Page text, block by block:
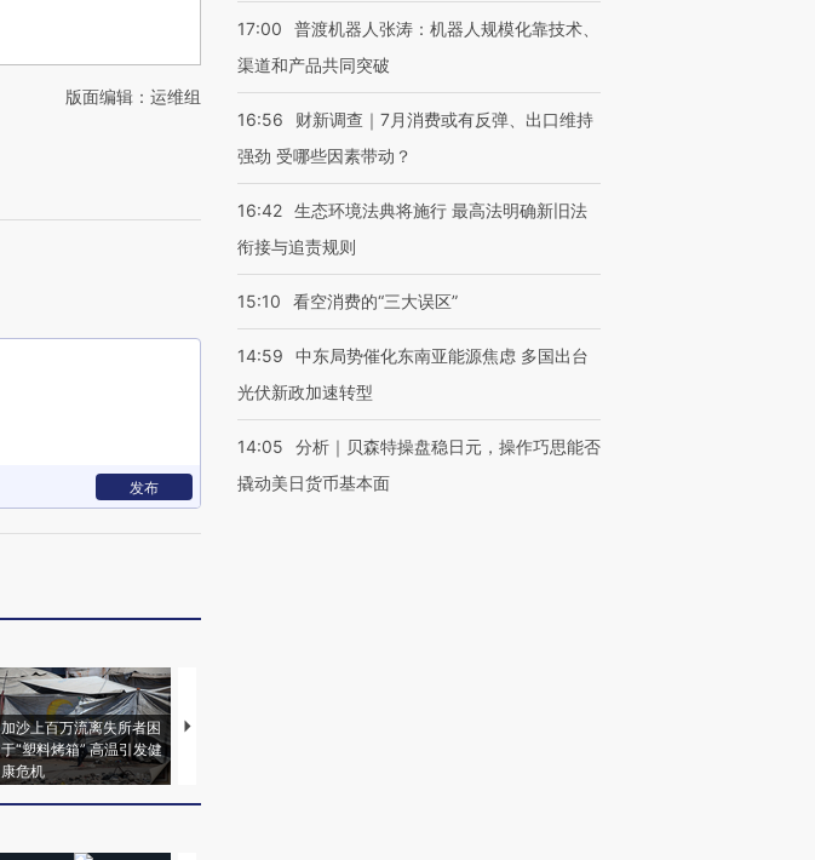
版面编辑：运维组
发布
加沙上百万流离失所者困
于“塑料烤箱” 高温引发健
康危机
视线｜HYROX的吸金
17:00
普渡机器人张涛：机器人规模化靠技术、
渠道和产品共同突破
16:56
财新调查｜7月消费或有反弹、出口维持
强劲 受哪些因素带动？
16:42 生态环境法典将施行 最高法明确新旧法
衔接与追责规则
15:10 看空消费的“三大误区”
14:59
中东局势催化东南亚能源焦虑 多国出台
光伏新政加速转型
14:05
分析｜贝森特操盘稳日元，操作巧思能否
撬动美日货币基本面